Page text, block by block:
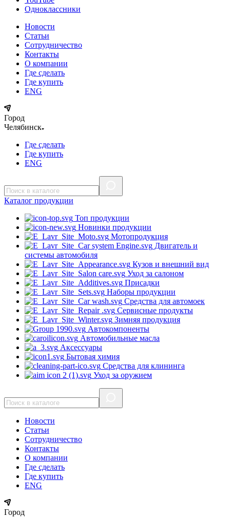
Одноклассники
Новости
Статьи
Сотрудничество
Контакты
О компании
Где сделать
Где купить
ENG
Город
Челябинск
Где сделать
Где купить
ENG
Каталог продукции
Топ продукции
Новинки продукции
Мотопродукция
Двигатель и
системы автомобиля
Кузов и внешний вид
Уход за салоном
Присадки
Наборы продукции
Средства для автомоек
Сервисные продукты
Зимняя продукция
Автокомпоненты
Автомобильные масла
Аксессуары
Бытовая химия
Средства для клининга
Уход за оружием
Новости
Статьи
Сотрудничество
Контакты
О компании
Где сделать
Где купить
ENG
Город